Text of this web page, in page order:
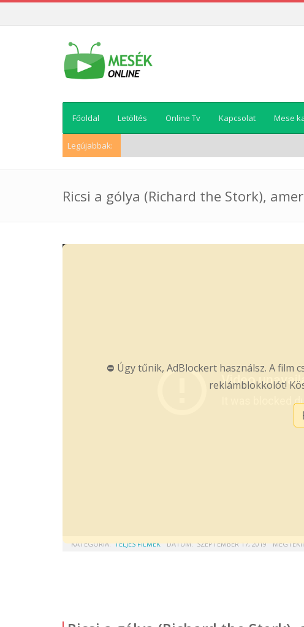
Főoldal Letöltés Online Tv Kapcsolat Mese
Legújabbak:
Ricsi a gólya (Richard the Stork),
⛔ Úgy tűnik, AdBlockert használsz. A film
reklámblokkolót!
KATEGÓRIA:TELJES FILMEK DÁTUM:SZEPTEMBER 17, 2019